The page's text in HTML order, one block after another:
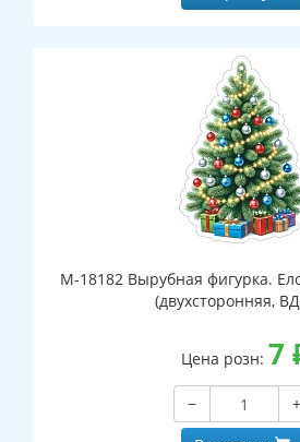
М-18182 Вырубная фигурка.
(двухсторонняя,
Цена розн: 7
−
+